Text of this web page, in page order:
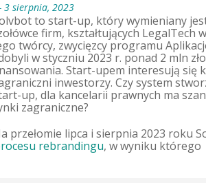
sierpnia, 2023
to start-up, który wymieniany
firm, kształtujących LegalTech
twórcy, zwycięzcy programu
w styczniu 2023 r. ponad 2 mln
Start-upem interesują się
inwestorzy. Czy system
up, dla kancelarii prawnych ma
zagraniczne?
przełomie lipca i sierpnia 2023 roku
rebrandingu, w wyniku którego